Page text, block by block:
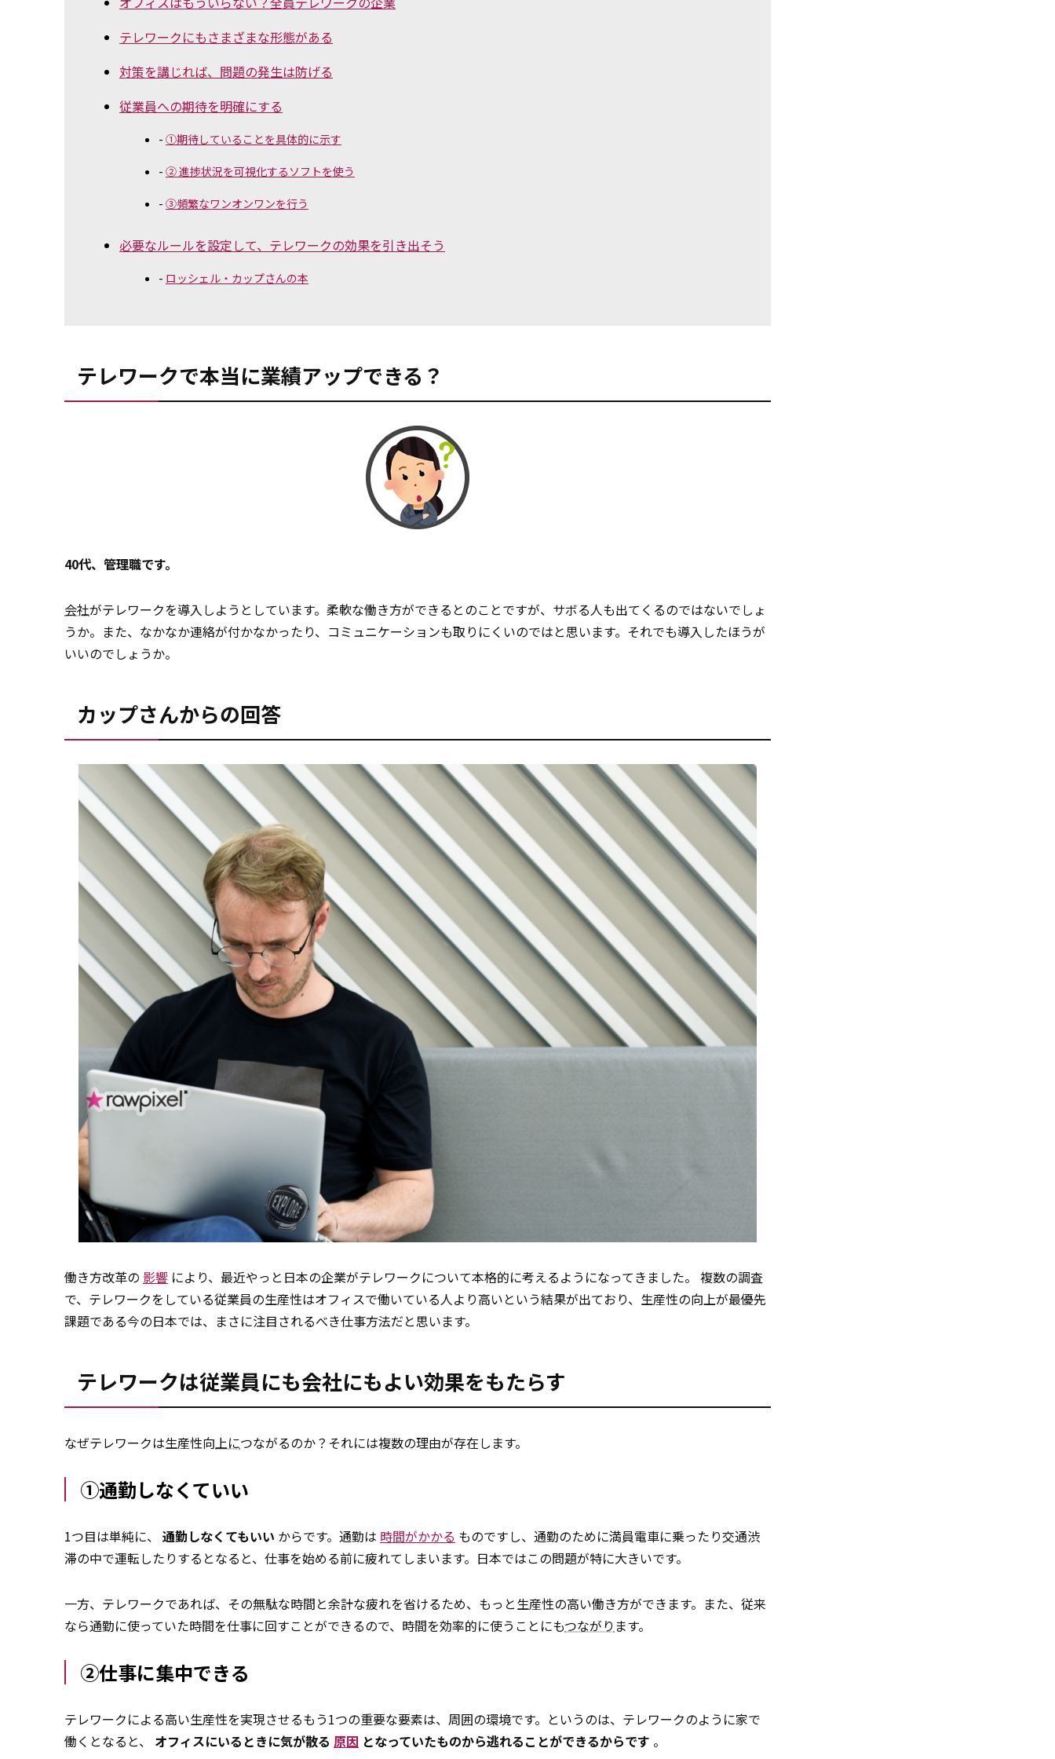
テレワークにもさまざまな形態がある
対策を講じれば、問題の発生は防げる
従業員への期待を明確にする
①期待していることを具体的に示す
② 進捗状況を可視化するソフトを使う
③頻繁なワンオンワンを行う
必要なルールを設定して、テレワークの効果を引き出そう
ロッシェル・カップさんの本
テレワークで本当に業績アップできる？
40代、管理職です。
会社がテレワークを導入しようとしています。柔軟な働き方ができるとのことですが、サボる人も出てくるのではないでしょ
うか。また、なかなか連絡が付かなかったり、コミュニケーションも取りにくいのではと思います。それでも導入したほうが
いいのでしょうか。
カップさんからの回答
働き方改革の 影響 により、最近やっと日本の企業がテレワークについて本格的に考えるようになってきました。 複数の調査
で、テレワークをしている従業員の生産性はオフィスで働いている人より高いという結果が出ており、生産性の向上が最優先
課題である今の日本では、まさに注目されるべき仕事方法だと思います。
テレワークは従業員にも会社にもよい効果をもたらす
なぜテレワークは生産性向上につながるのか？それには複数の理由が存在します。
①通勤しなくていい
1つ目は単純に、 通勤しなくてもいい からです。通勤は 時間がかかる ものですし、通勤のために満員電車に乗ったり交通渋
滞の中で運転したりするとなると、仕事を始める前に疲れてしまいます。日本ではこの問題が特に大きいです。
一方、テレワークであれば、その無駄な時間と余計な疲れを省けるため、もっと生産性の高い働き方ができます。また、従来
なら通勤に使っていた時間を仕事に回すことができるので、時間を効率的に使うことにもつながり ます。
②仕事に集中できる
テレワークによる高い生産性を実現させるもう1つの重要な要素は、周囲の環境です。というのは、テレワークのように家で
働くとなると、 オフィスにいるときに気が散る 原因 となっていたものから逃れることができるからです 。